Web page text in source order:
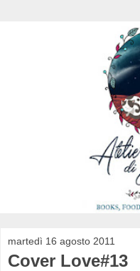
martedì 16 agosto 2011
Cover Love#13